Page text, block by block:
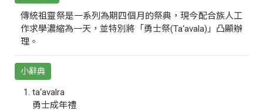
傳統祖靈祭是一系列為期四個月的祭典，現今配合族人工
作求學濃縮為一天，並特別將「勇士祭(Ta‘avala)」凸顯辦
理。
小辭典
ta‘avalra
勇士成年禮